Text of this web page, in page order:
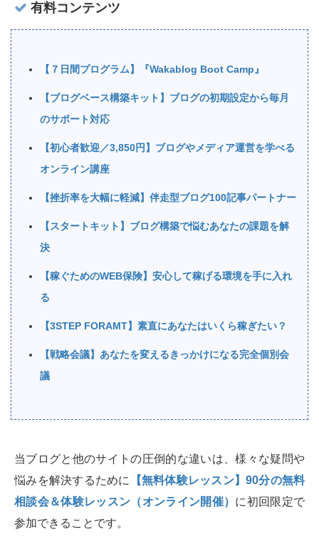
有料コンテンツ
【７日間プログラム】『Wakablog Boot Camp』
【ブログベース構築キット】ブログの初期設定から毎月
のサポート対応
【初心者歓迎／3,850円】ブログやメディア運営を学べる
オンライン講座
【挫折率を大幅に軽減】伴走型ブログ100記事パートナー
【スタートキット】ブログ構築で悩むあなたの課題を解
決
【稼ぐためのWEB保険】安心して稼げる環境を手に入れ
る
【3STEP FORAMT】素直にあなたはいくら稼ぎたい？
【戦略会議】あなたを変えるきっかけになる完全個別会
議
当ブログと他のサイトの圧倒的な違いは、様々な疑問や
悩みを解決するために
【無料体験レッスン】90分の無料
相談会＆体験レッスン（オンライン開催） に初回限定で
参加できることです。